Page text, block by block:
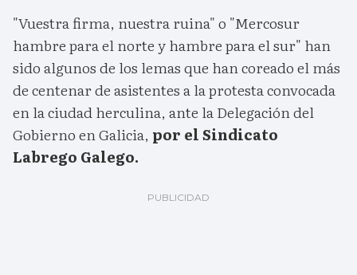
"Vuestra firma, nuestra ruina" o "Mercosur
hambre para el norte y hambre para el sur" han
sido algunos de los lemas que han coreado el más
de centenar de asistentes a la protesta convocada
en la ciudad herculina, ante la Delegación del
Gobierno en Galicia, por el Sindicato
Labrego Galego.